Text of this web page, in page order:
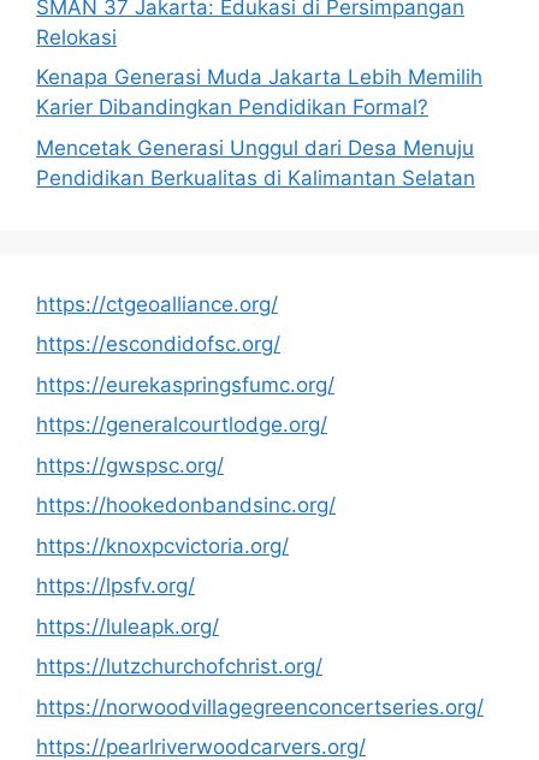
SMAN 37 Jakarta: Edukasi di Persimpangan
Relokasi
Kenapa Generasi Muda Jakarta Lebih Memilih
Karier Dibandingkan Pendidikan Formal?
Mencetak Generasi Unggul dari Desa Menuju
Pendidikan Berkualitas di Kalimantan Selatan
https://ctgeoalliance.org/
https://escondidofsc.org/
https://eurekaspringsfumc.org/
https://generalcourtlodge.org/
https://gwspsc.org/
https://hookedonbandsinc.org/
https://knoxpcvictoria.org/
https://lpsfv.org/
https://luleapk.org/
https://lutzchurchofchrist.org/
https://norwoodvillagegreenconcertseries.org/
https://pearlriverwoodcarvers.org/